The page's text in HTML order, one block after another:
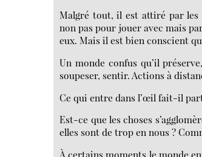
Malgré tout, il est attiré par les
non pas pour jouer avec mais
eux. Mais il est bien conscient
Un monde confus qu’il
soupeser, sentir. Actions à
Ce qui entre dans l’œil fait-il
Est-ce que les choses
elles sont de trop en nous ?
À certains moments le monde